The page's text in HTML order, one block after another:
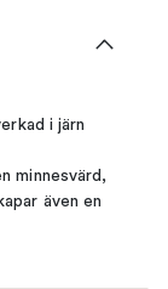
i järn
minnesvärd,
även en